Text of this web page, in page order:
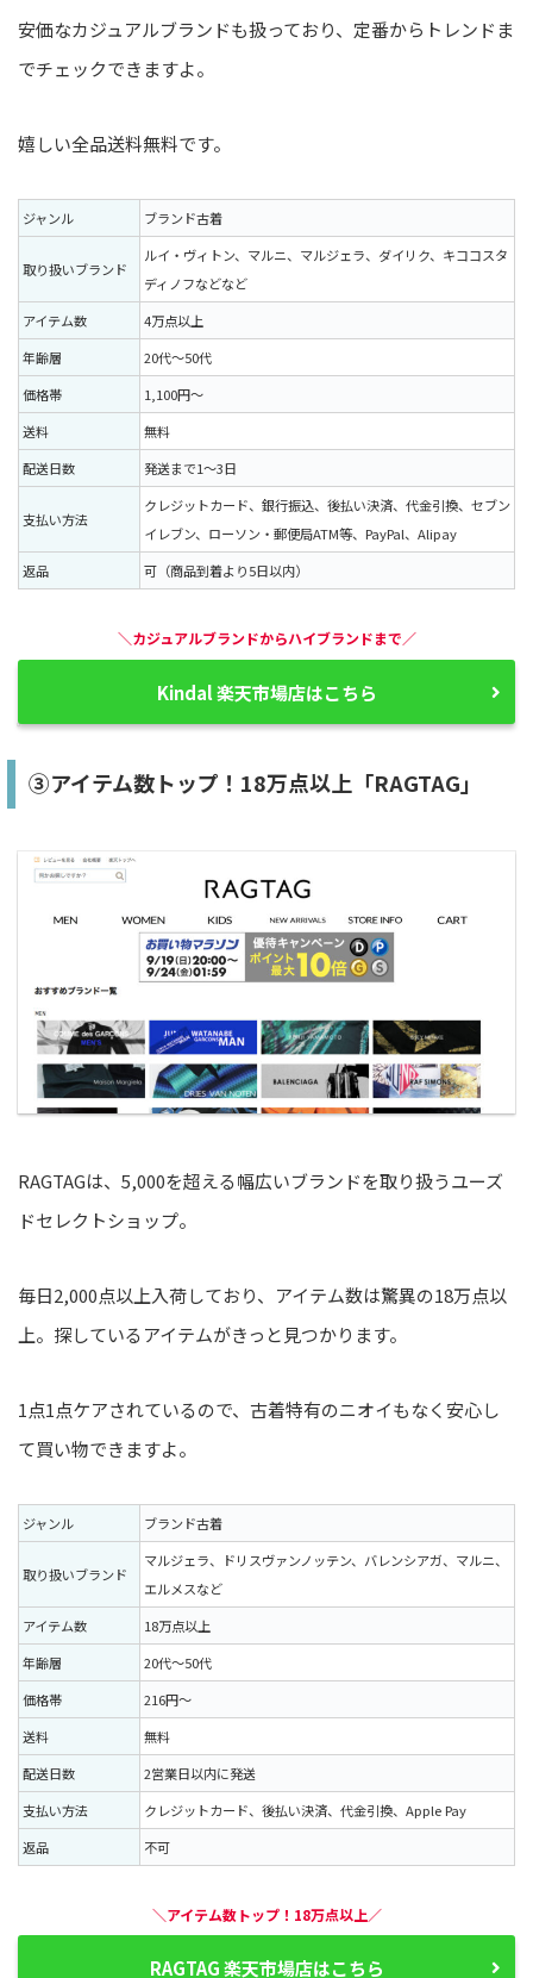
安価なカジュアルブランドも扱っており、定番からトレンドま
でチェックできますよ。
嬉しい全品送料無料です。
ジャンル ブランド古着
取り扱いブランド
ルイ・ヴィトン、マルニ、マルジェラ、ダイリク、キココスタ
ディノフなどなど
アイテム数
4万点以上
年齢層
20代〜50代
価格帯
1,100円〜
送料
無料
配送日数
発送まで1〜3日
支払い方法
クレジットカード、銀行振込、後払い決済、代金引換、セブン
イレブン、ローソン・郵便局ATM等、PayPal、Alipay
返品
可（商品到着より5日以内）
＼カジュアルブランドからハイブランドまで／
Kindal 楽天市場店はこちら
③アイテム数トップ！18万点以上「RAGTAG」
RAGTAGは、5,000を超える幅広いブランドを取り扱うユーズ
ドセレクトショップ。
毎日2,000点以上入荷しており、アイテム数は驚異の18万点以
上。探しているアイテムがきっと見つかります。
1点1点ケアされているので、古着特有のニオイもなく安心し
て買い物できますよ。
ジャンル ブランド古着
取り扱いブランド
マルジェラ、ドリスヴァンノッテン、バレンシアガ、マルニ、
エルメスなど
アイテム数
18万点以上
年齢層
20代〜50代
価格帯
216円〜
送料
無料
配送日数
2営業日以内に発送
支払い方法
クレジットカード、後払い決済、代金引換、Apple Pay
返品
不可
＼アイテム数トップ！18万点以上／
RAGTAG 楽天市場店はこちら